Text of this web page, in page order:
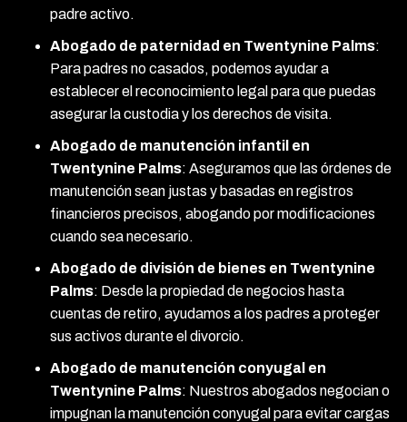
padre activo.
Abogado de paternidad en Twentynine Palms:
Para padres no casados, podemos ayudar a
establecer el reconocimiento legal para que puedas
asegurar la custodia y los derechos de visita.
Abogado de manutención infantil en
Twentynine Palms: Aseguramos que las órdenes de
manutención sean justas y basadas en registros
financieros precisos, abogando por modificaciones
cuando sea necesario.
Abogado de división de bienes en Twentynine
Palms: Desde la propiedad de negocios hasta
cuentas de retiro, ayudamos a los padres a proteger
sus activos durante el divorcio.
Abogado de manutención conyugal en
Twentynine Palms: Nuestros abogados negocian o
impugnan la manutención conyugal para evitar cargas